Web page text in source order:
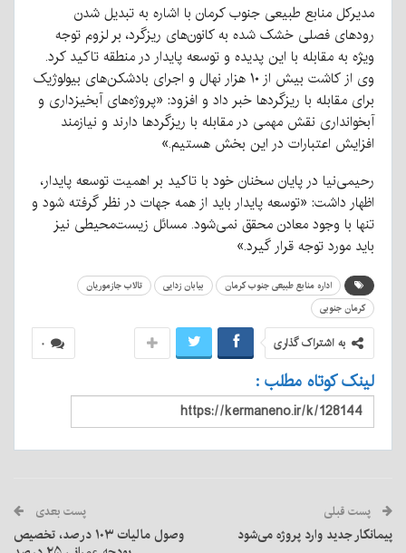
مدیرکل منابع طبیعی جنوب کرمان با اشاره به تبدیل شدن
رودهای فصلی خشک شده به کانون‌های ریزگرد، بر لزوم توجه
ویژه به مقابله با این پدیده و توسعه پایدار در منطقه تاکید کرد.
وی از کاشت بیش از ۱۰ هزار نهال و اجرای بادشکن‌های بیولوژیک
برای مقابله با ریزگردها خبر داد و افزود: «پروژه‌های آبخیزداری و
آبخوانداری نقش مهمی در مقابله با ریزگردها دارند و نیازمند
افزایش اعتبارات در این بخش هستیم.»
رحیمی‌نیا در پایان سخنان خود با تاکید بر اهمیت توسعه پایدار،
اظهار داشت: «توسعه پایدار باید از همه جهات در نظر گرفته شود و
تنها با وجود معادن محقق نمی‌شود. مسائل زیست‌محیطی نیز
باید مورد توجه قرار گیرد.»
اداره منابع طبیعی جنوب کرمان بیابان زدایی
تالاب جازموریان
کرمان جنوبی
۰ به اشتراک گذاری
لینک کوتاه مطلب :
پست قبلی
پیمانکار جدید وارد پروژه می‌شود
پست بعدی
وصول مالیات ۱۰۳ درصد، تخصیص